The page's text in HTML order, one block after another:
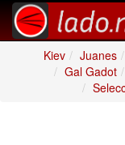
Kiev
Juanes
Gal Gadot